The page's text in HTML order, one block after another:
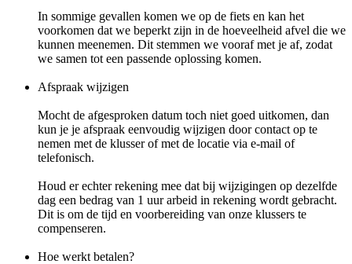
In sommige gevallen komen we op de fiets en kan het
voorkomen dat we beperkt zijn in de hoeveelheid afvel die we
kunnen meenemen. Dit stemmen we vooraf met je af, zodat
we samen tot een passende oplossing komen.
Afspraak wijzigen
Mocht de afgesproken datum toch niet goed uitkomen, dan
kun je je afspraak eenvoudig wijzigen door contact op te
nemen met de klusser of met de locatie via e-mail of
telefonisch.
Houd er echter rekening mee dat bij wijzigingen op dezelfde
dag een bedrag van 1 uur arbeid in rekening wordt gebracht.
Dit is om de tijd en voorbereiding van onze klussers te
compenseren.
Hoe werkt betalen?